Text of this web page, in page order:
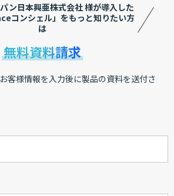
ン日本興亜株式会社 様が導入した
コンシェル」をもっと知りたい方
は
無料資料請求
客様情報を入力後に製品の資料を送付さ